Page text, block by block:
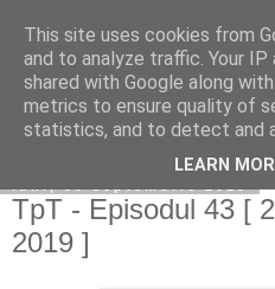
Copilarim
TpT - Episodul 43 [
2019 ]
This site uses cookies from
and to analyze traffic. Your
shared with Google along
metrics to ensure quality of
statistics, and to detect and
LEARN